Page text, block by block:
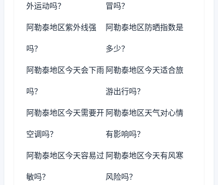
外运动吗？ 冒吗？
阿勒泰地区紫外线强
吗？
阿勒泰地区防晒指数是
多少？
阿勒泰地区今天会下雨
吗？
阿勒泰地区今天适合旅
游出行吗？
阿勒泰地区今天需要开
空调吗？
阿勒泰地区天气对心情
有影响吗？
阿勒泰地区今天容易过
敏吗？
阿勒泰地区今天有风寒
风险吗？